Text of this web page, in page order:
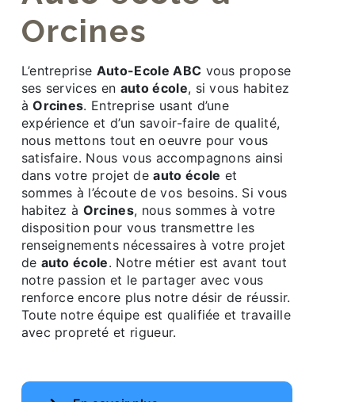
Orcines
L’entreprise Auto-Ecole ABC vous propose
ses services en auto école, si vous habitez
àOrcines. Entreprise usant d’une
expérience et d’un savoir-faire de qualité,
nous mettons tout en oeuvre pour vous
satisfaire. Nous vous accompagnons ainsi
dans votre projet deauto école et
sommes à l’écoute de vos besoins. Si vous
habitez à Orcines, nous sommes à votre
disposition pour vous transmettre les
renseignements nécessaires à votre projet
de auto école. Notre métier est avant tout
notre passion et le partager avec vous
renforce encore plus notre désir de réussir.
Toute notre équipe est qualifiée et travaille
avec propreté et rigueur.